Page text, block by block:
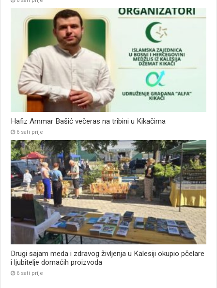
Hafiz Ammar Bašić večeras na tribini u Kikačima
6 sati prije
Drugi sajam meda i zdravog življenja u Kalesiji okupio pčelare
i ljubitelje domaćih proizvoda
6 sati prije